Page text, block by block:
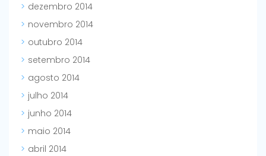
dezembro 2014
novembro 2014
outubro 2014
setembro 2014
agosto 2014
julho 2014
junho 2014
maio 2014
abril 2014